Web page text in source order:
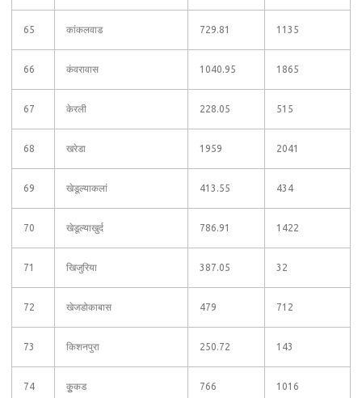
65 कांकलवाड 729.81 1135
66 कंवरावास 1040.95 1865
67 केरली 228.05 515
68 खरेडा 1959 2041
69 खेडूल्याकलां 413.55 434
70 खेडूल्याखुर्द 786.91 1422
71 खिजुरिया 387.05 32
72 खेजडोकाबास 479 712
73 किशनपुरा 250.72 143
74 कूुकड 766 1016